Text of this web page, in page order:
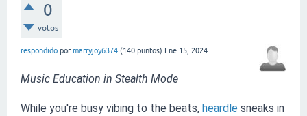
0
votos
respondido por marryjoy6374 (140 puntos) Ene 15, 2024
Music Education in Stealth Mode
While you're busy vibing to the beats, heardle sneaks in